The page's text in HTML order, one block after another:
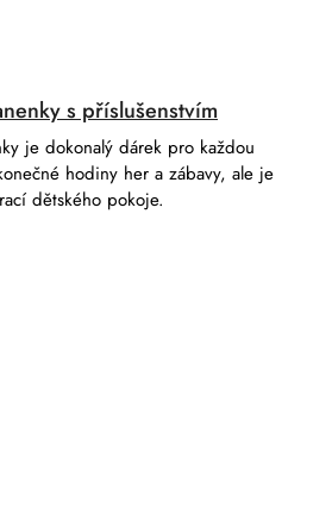
s příslušenstvím
je dokonalý dárek pro každou
hodiny her a zábavy, ale je
dětského pokoje.